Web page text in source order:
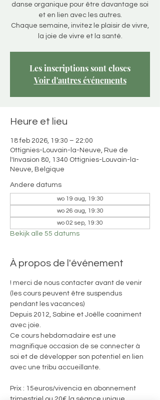
danse organique pour être davantage soi
et en lien avec les autres.
Chaque semaine, invitez le plaisir de vivre,
la joie de vivre et la santé.
Les inscriptions sont closes
Voir d'autres événements
Heure et lieu
18 feb 2026, 19:30 – 22:00
Ottignies-Louvain-la-Neuve, Rue de
l'Invasion 80, 1340 Ottignies-Louvain-la-
Neuve, Belgique
Andere datums
wo 19 aug, 19:30
wo 26 aug, 19:30
wo 02 sep, 19:30
Bekijk alle 55 datums
À propos de l'événement
! merci de nous contacter avant de venir
(les cours peuvent être suspendus
pendant les vacances)
Depuis 2012, Sabine et Joëlle coaniment
avec joie.
Ce cours hebdomadaire est une
magnifique occasion de se connecter à
soi et de développer son potentiel en lien
avec une tribu accueillante.
Prix : 15euros/vivencia en abonnement